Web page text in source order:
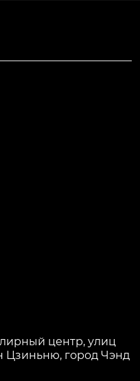
центр, улиц
Цзиньню, город Чэнд